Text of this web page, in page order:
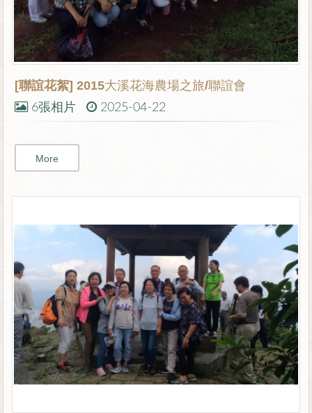
[聯誼花絮] 2015大溪花海農場之旅/聯誼會
6張相片 2025-04-22
More